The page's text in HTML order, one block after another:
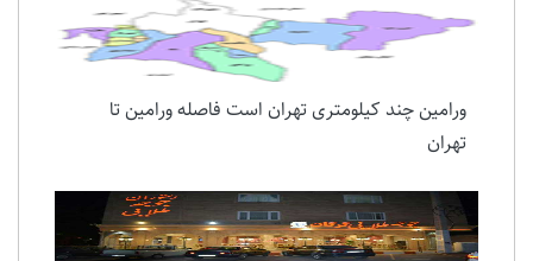
ورامین چند کیلومتری تهران است فاصله ورامین تا
تهران